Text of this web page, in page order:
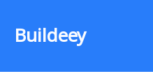
Buildeey